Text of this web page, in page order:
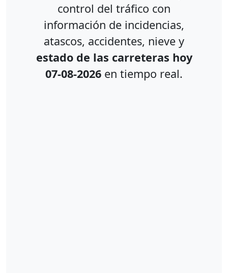
control del tráfico con
información de incidencias,
atascos, accidentes, nieve y
estado de las carreteras hoy
07-08-2026 en tiempo real.